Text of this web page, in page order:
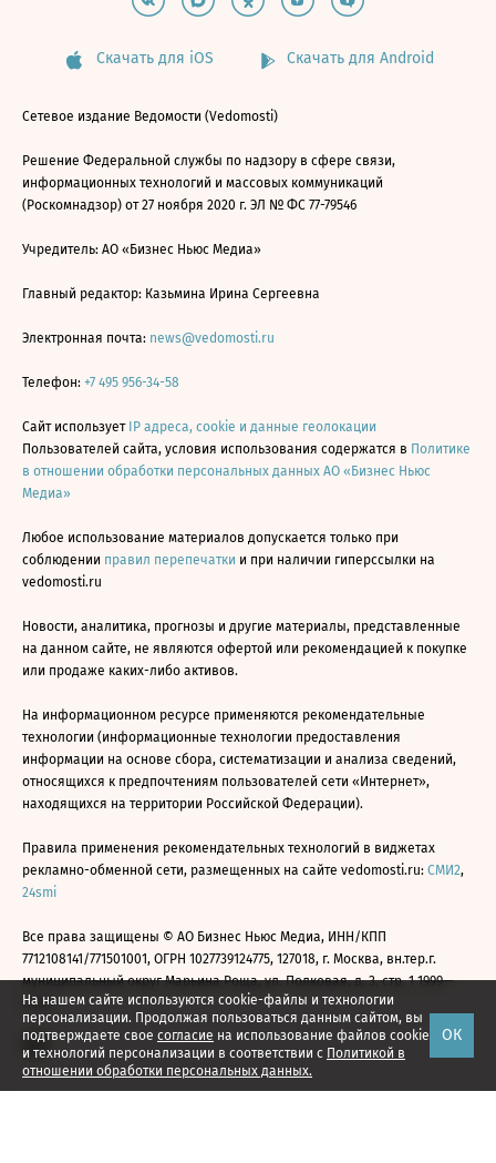
На нашем сайте используются cookie-файлы и технологии
персонализации. Продолжая пользоваться данным сайтом, вы
подтверждаете свое согласие на использование файлов cookie
и технологий персонализации в соответствии с Политикой в
отношении обработки персональных данных.
ОК
Скачать для iOS Скачать для Android
Сетевое издание Ведомости (Vedomosti)
Решение Федеральной службы по надзору в сфере связи,
информационных технологий и массовых коммуникаций
(Роскомнадзор) от 27 ноября 2020 г. ЭЛ № ФС 77-79546
Учредитель: АО «Бизнес Ньюс Медиа»
Главный редактор: Казьмина Ирина Сергеевна
Электронная почта: news@vedomosti.ru
Телефон: +7 495 956-34-58
Сайт использует IP адреса, cookie и данные геолокации
Пользователей сайта, условия использования содержатся в Политике
в отношении обработки персональных данных АО «Бизнес Ньюс
Медиа»
Любое использование материалов допускается только при
соблюдении правил перепечатки и при наличии гиперссылки на
vedomosti.ru
Новости, аналитика, прогнозы и другие материалы, представленные
на данном сайте, не являются офертой или рекомендацией к покупке
или продаже каких-либо активов.
На информационном ресурсе применяются рекомендательные
технологии (информационные технологии предоставления
информации на основе сбора, систематизации и анализа сведений,
относящихся к предпочтениям пользователей сети «Интернет»,
находящихся на территории Российской Федерации).
Правила применения рекомендательных технологий в виджетах
рекламно-обменной сети, размещенных на сайте vedomosti.ru: СМИ2,
24smi
Все права защищены © АО Бизнес Ньюс Медиа, ИНН/КПП
7712108141/771501001, ОГРН 1027739124775, 127018, г. Москва, вн.тер.г.
муниципальный округ Марьина Роща, ул. Полковая, д. 3, стр. 1 1999—
2026